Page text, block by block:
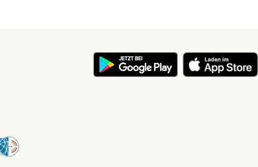
Security